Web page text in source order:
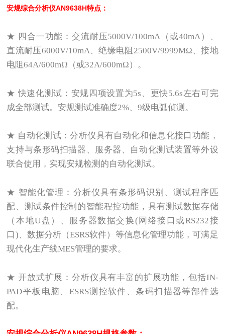
安规综合分析仪AN9638H特点：
★ 四合一功能：交流耐压5000V/100mA（或40mA）、
直流耐压6000V/10mA、绝缘电阻2500V/9999MΩ、接地
电阻64A/600mΩ（或32A/600mΩ）。
★ 快速化测试：安规四项设置为5s、更快5.6s左右可完
成全部测试。安规测试准确度2%、9级电弧侦测。
★ 自动化测试：分析仪具有自动化和信息化接口功能，
支持与条形码扫描器、服务器、自动化测试装置等外设
联合使用，实现安规检测的自动化测试。
★ 智能化管理：分析仪具有条形码识别、测试程序匹
配、测试条件控制的智能程控功能，具有测试数据存储
（本地U盘）、服务器数据交换(网络接口或RS232接
口)、数据分析（ESRS软件）等信息化管理功能，可满足
现代化生产线MES管理的要求。
★ 开放式扩展：分析仪具有丰富的扩展功能，包括IN-
PAD平板电脑、ESRS测控软件、条码扫描器等部件选
配。